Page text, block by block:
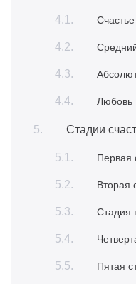
Любовь
Стадии
Первая
Вторая
Стадия
Пятая